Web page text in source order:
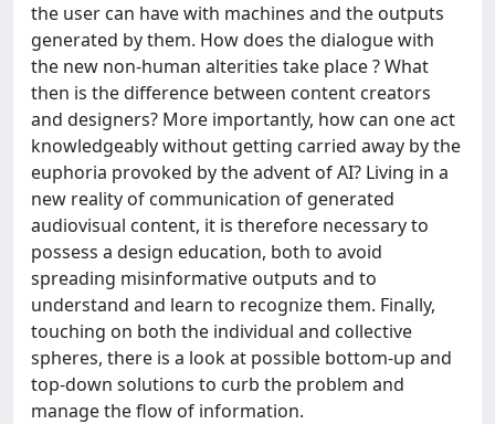
the user can have with machines and the outputs
generated by them. How does the dialogue with
the new non-human alterities take place ? What
then is the difference between content creators
and designers? More importantly, how can one act
knowledgeably without getting carried away by the
euphoria provoked by the advent of AI? Living in a
new reality of communication of generated
audiovisual content, it is therefore necessary to
possess a design education, both to avoid
spreading misinformative outputs and to
understand and learn to recognize them. Finally,
touching on both the individual and collective
spheres, there is a look at possible bottom-up and
top-down solutions to curb the problem and
manage the flow of information.